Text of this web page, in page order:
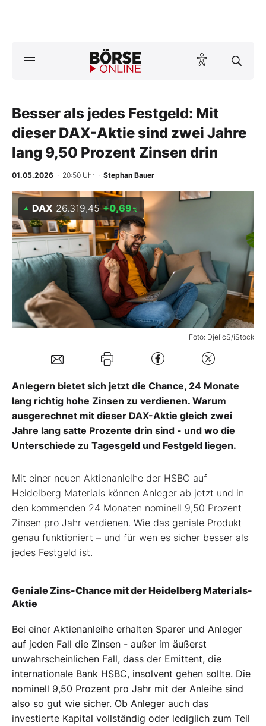
Anlageprodukte
Finanz-Check
Abo & Shop
BO-Musterdepots
Experten
Mein B:O
Mein Konto
Kontakt
Besser als jedes Festgeld: Mit
dieser DAX-Aktie sind zwei Jahre
lang 9,50 Prozent Zinsen drin
01.05.2026 · 20:50 Uhr · Stephan Bauer
Foto: DjelicS/iStock
DAX 26.319,45 +0,69 %
Anlegern bietet sich jetzt die Chance, 24 Monate
lang richtig hohe Zinsen zu verdienen. Warum
ausgerechnet mit dieser DAX-Aktie gleich zwei
Jahre lang satte Prozente drin sind - und wo die
Unterschiede zu Tagesgeld und Festgeld liegen.
Mit einer neuen Aktienanleihe der HSBC auf
Heidelberg Materials können Anleger ab jetzt und in
den kommenden 24 Monaten nominell 9,50 Prozent
Zinsen pro Jahr verdienen. Wie das geniale Produkt
genau funktioniert – und für wen es sicher besser als
jedes Festgeld ist.
Geniale Zins-Chance mit der Heidelberg Materials-
Aktie
Bei einer Aktienanleihe erhalten Sparer und Anleger
auf jeden Fall die Zinsen - außer im äußerst
unwahrscheinlichen Fall, dass der Emittent, die
internationale Bank HSBC, insolvent gehen sollte. Die
nominell 9,50 Prozent pro Jahr mit der Anleihe sind
also so gut wie sicher. Ob Anleger auch das
investierte Kapital vollständig oder lediglich zum Teil